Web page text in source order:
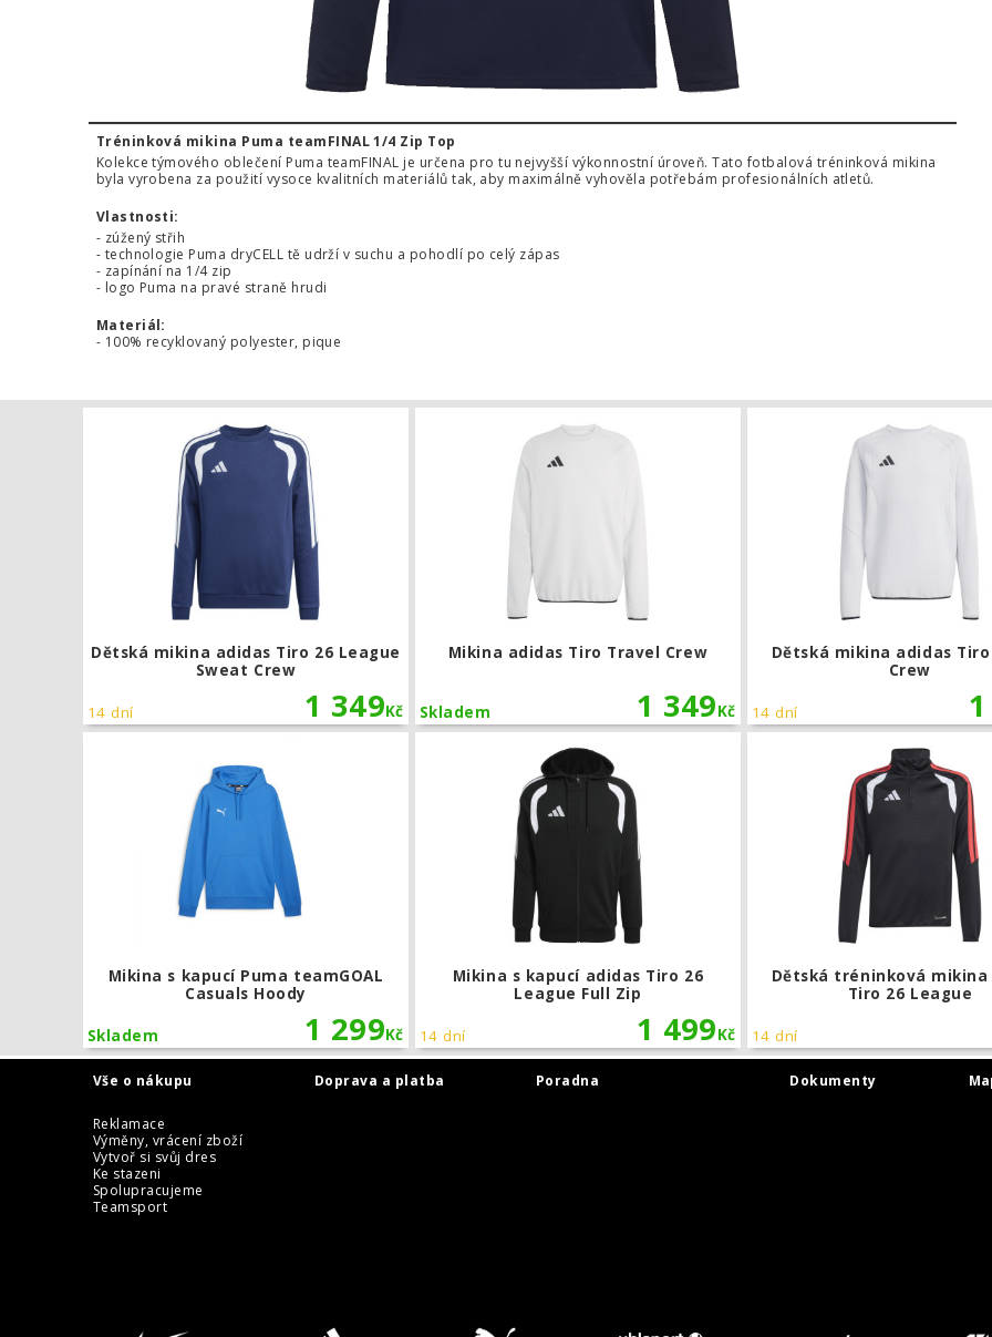
Tréninková mikina Puma teamFINAL 1/4 Zip Top
Kolekce týmového oblečení Puma teamFINAL je určena pro tu nejvyšší výkonnostní úroveň. Tato fotbalová tréninková mikina
byla vyrobena za použití vysoce kvalitních materiálů tak, aby maximálně vyhověla potřebám profesionálních atletů.
Vlastnosti:
- zúžený střih
- technologie Puma dryCELL tě udrží v suchu a pohodlí po celý zápas
- zapínání na 1/4 zip
- logo Puma na pravé straně hrudi
Materiál:
- 100% recyklovaný polyester, pique
Dětská mikina adidas Tiro 26 League
Sweat Crew
1 349Kč
14 dní
Mikina adidas Tiro Travel Crew
1 349Kč
Skladem
Dětská mikina adidas
Crew
14 dní
Mikina s kapucí Puma teamGOAL
Casuals Hoody
1 299Kč
Skladem
Mikina s kapucí adidas Tiro 26
League Full Zip
1 499Kč
14 dní
Dětská tréninková mikina
Tiro 26 League
14 dní
Vše o nákupu Doprava a platba Poradna
Reklamace
Výměny, vrácení zboží
Vytvoř si svůj dres
Ke stazeni
Spolupracujeme
Teamsport
Dokumenty